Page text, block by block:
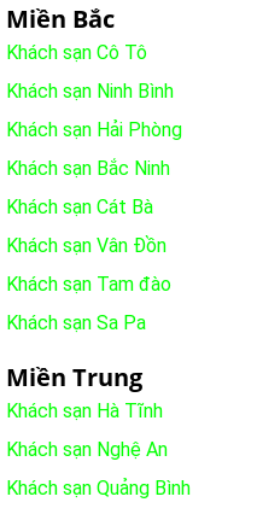
Miền Bắc
Khách sạn Cô Tô
Khách sạn Ninh Bình
Khách sạn Hải Phòng
Khách sạn Bắc Ninh
Khách sạn Cát Bà
Khách sạn Vân Đồn
Khách sạn Tam đào
Khách sạn Sa Pa
Miền Trung
Khách sạn Hà Tĩnh
Khách sạn Nghệ An
Khách sạn Quảng Bình